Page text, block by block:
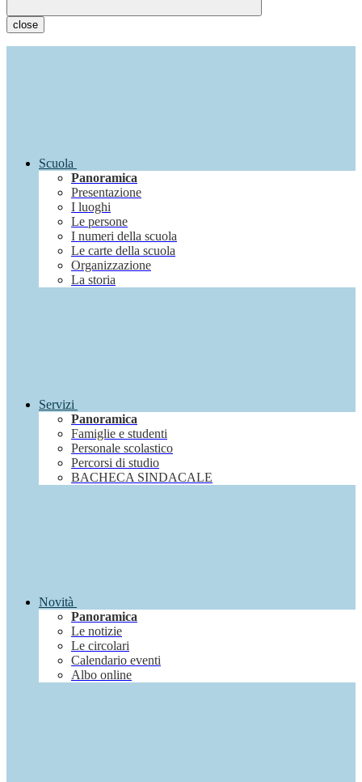
close
Scuola
Panoramica
Presentazione
I luoghi
Le persone
I numeri della scuola
Le carte della scuola
Organizzazione
La storia
Servizi
Panoramica
Famiglie e studenti
Personale scolastico
Percorsi di studio
BACHECA SINDACALE
Novità
Panoramica
Le notizie
Le circolari
Calendario eventi
Albo online